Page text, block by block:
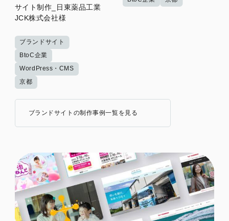
サイト制作_日東薬品工業
JCK株式会社様
ブランドサイト
BtoC企業
WordPress・CMS
京都
ブランドサイトの制作事例一覧を見る